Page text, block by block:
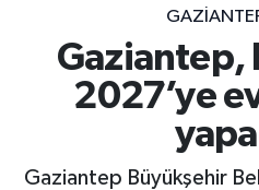
Gaziantep,
2027’ye
Gaziantep Büyükşehir
Gaziantep son dakika
Genel
Puan Durumu ve
Tüm Manşetler
Son Dakika Haberleri